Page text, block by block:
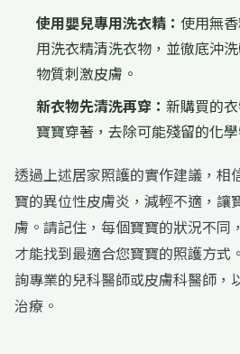
使用嬰兒專用洗衣精： 使用無
用洗衣精清洗衣物，並徹底沖
物質刺激皮膚。
新衣物先清洗再穿： 新購買的
寶寶穿著，去除可能殘留的化學
透過上述居家照護的實作建議，相
寶的異位性皮膚炎，減輕不適，讓
膚。請記住，每個寶寶的狀況不同
才能找到最適合您寶寶的照護方式
詢專業的兒科醫師或皮膚科醫師，
治療。